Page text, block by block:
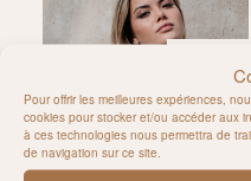
Pour offrir les meilleures expériences,
cookies pour stocker et/ou accéder aux
à ces technologies nous permettra de
de navigation sur ce site.